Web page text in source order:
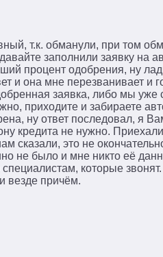
т.к. обманули, при том
заполнили заявку на
процент одобрения, ну
и она мне перезванивает
заявка, либо мы уже
приходите и забираете
ну ответ последовал, я
кредита не нужно.
сказали, это не
не было и мне никто её
которые
везде причём.